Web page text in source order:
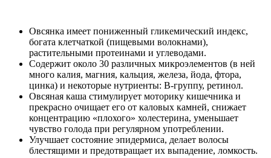
Овсянка имеет пониженный гликемический индекс,
богата клетчаткой (пищевыми волокнами),
растительными протеинами и углеводами.
Содержит около 30 различных микроэлементов (в ней
много калия, магния, кальция, железа, йода, фтора,
цинка) и некоторые нутриенты: В-группу, ретинол.
Овсяная каша стимулирует моторику кишечника и
прекрасно очищает его от каловых камней, снижает
концентрацию «плохого» холестерина, уменьшает
чувство голода при регулярном употреблении.
Улучшает состояние эпидермиса, делает волосы
блестящими и предотвращает их выпадение, ломкость.